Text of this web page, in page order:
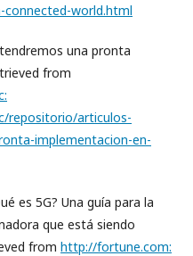
connected-world.html
una pronta
from
repositorio/articulos-
implementacion-en-
es 5G? Una guía para la
que está siendo
from http://fortune.com: